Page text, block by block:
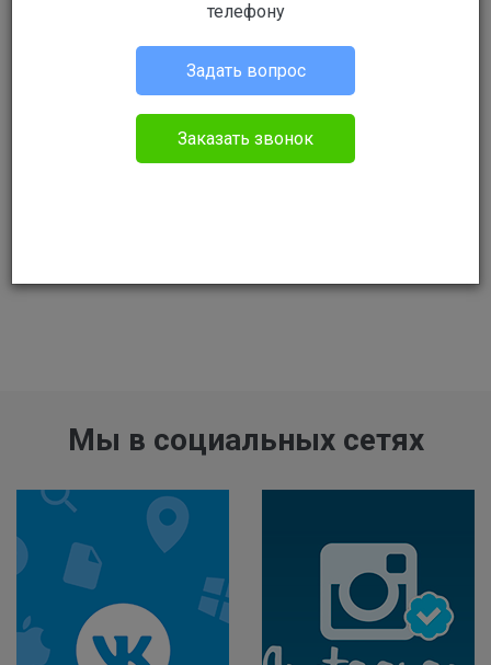
Мы в социальных сетях
телефону
Задать вопрос
Заказать звонок